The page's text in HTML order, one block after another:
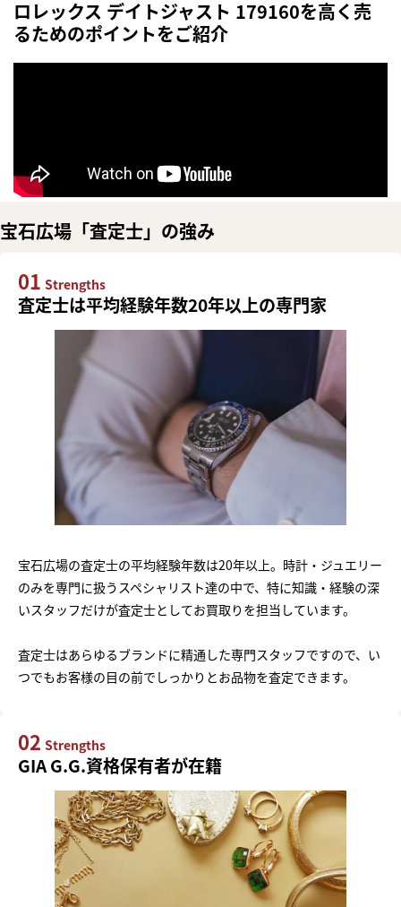
ロレックス デイトジャスト 179160を高く売
るためのポイントをご紹介
宝石広場「査定士」の強み
01 Strengths
査定士は平均経験年数20年以上の専門家
宝石広場の査定士の平均経験年数は20年以上。時計・ジュエリー
のみを専門に扱うスペシャリスト達の中で、特に知識・経験の深
いスタッフだけが査定士としてお買取りを担当しています。
査定士はあらゆるブランドに精通した専門スタッフですので、い
つでもお客様の目の前でしっかりとお品物を査定できます。
02 Strengths
GIA G.G.資格保有者が在籍